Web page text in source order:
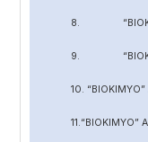
8.
9.
10.